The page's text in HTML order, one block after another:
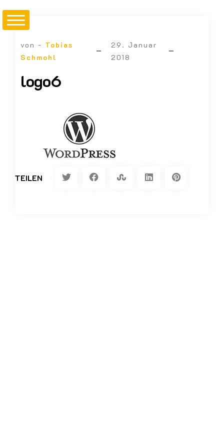
von - Tobias
Schmohl
29. Januar
2018
logo6
TEILEN